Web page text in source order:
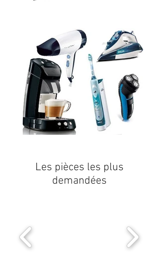
Les pièces les plus
demandées